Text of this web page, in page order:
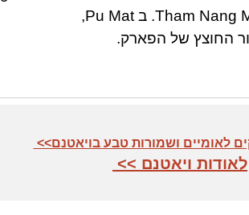
לאומיים ושמורות טבע בויאטנם>>
לאודות ויאטנם >>